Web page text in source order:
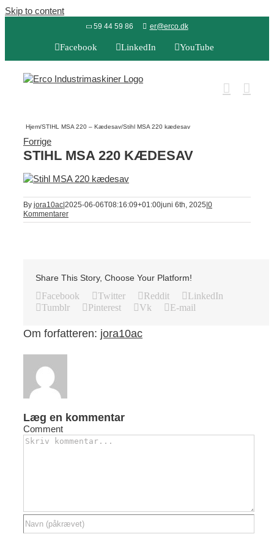
Skip to content
59 44 59 86 er@erco.dk
Facebook LinkedIn YouTube
Hjem/STIHL MSA 220 – Kædesav/Stihl MSA 220 kædesav
Forrige
STIHL MSA 220 KÆDESAV
By jora10ac 2025-06-06T08:16:09+01:00juni 6th, 2025 0
Kommentarer
Share This Story, Choose Your Platform!
Facebook Twitter Reddit
LinkedIn
Tumblr
Pinterest Vk E-mail
Om forfatteren: jora10ac
Læg en kommentar
Comment